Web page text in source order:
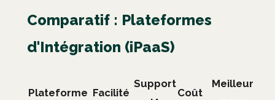
Comparatif : Plateformes
d'Intégration (iPaaS)
Plateforme Facilité
Support
Coût
Meilleur